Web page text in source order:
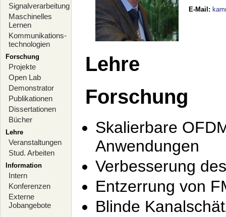
Signalverarbeitung
Maschinelles
Lernen
Kommunikations-
technologien
Forschung
Projekte
Open Lab
Demonstrator
Publikationen
Dissertationen
Bücher
Lehre
Veranstaltungen
Stud. Arbeiten
Information
Intern
Konferenzen
Externe
Jobangebote
E-Mail :
Lehre
Forschung
Skalierbare
Anwendungen
Verbesserung
Entzerrung von
Blinde